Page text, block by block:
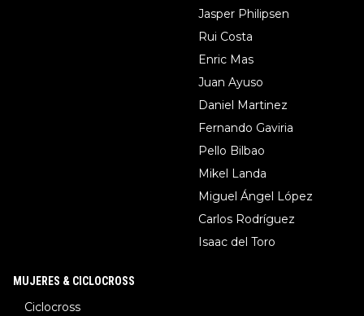
Jasper Philipsen
Rui Costa
Enric Mas
Juan Ayuso
Daniel Martinez
Fernando Gaviria
Pello Bilbao
Mikel Landa
Miguel Ángel López
Carlos Rodríguez
Isaac del Toro
MUJERES & CICLOCROSS
Ciclocross